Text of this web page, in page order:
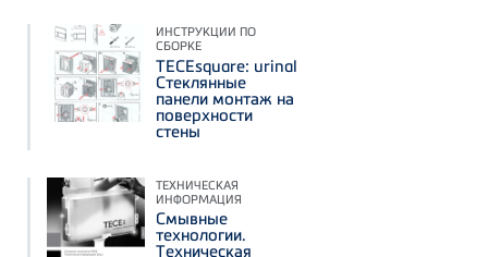
ИНСТРУКЦИИ ПО
СБОРКЕ
TECEsquare: urinal
Стеклянные
панели монтаж на
поверхности
стены
ТЕХНИЧЕСКАЯ
ИНФОРМАЦИЯ
Смывные
технологии.
Техническая